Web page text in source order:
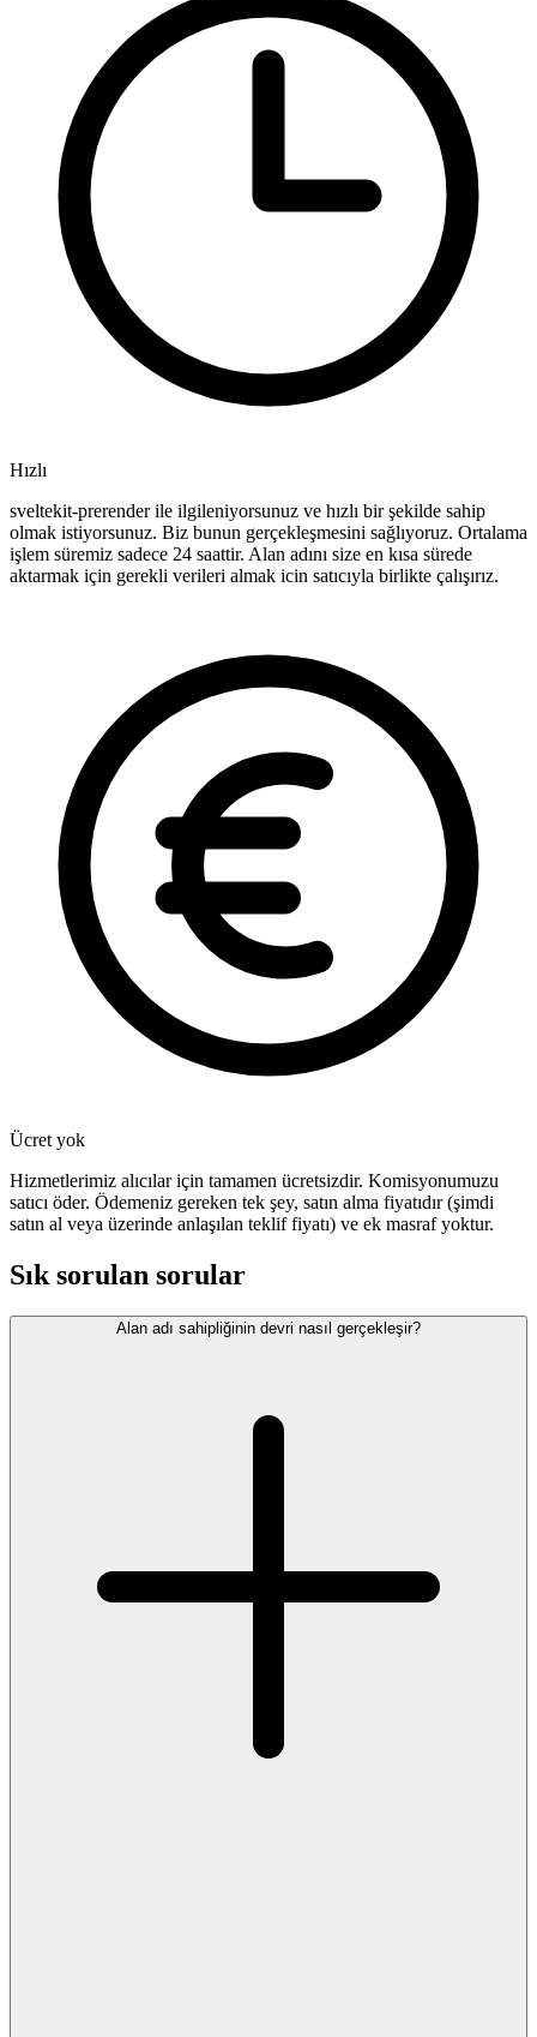
Hızlı
sveltekit-prerender ile ilgileniyorsunuz ve hızlı bir şekilde sahip
olmak istiyorsunuz. Biz bunun gerçekleşmesini sağlıyoruz. Ortalama
işlem süremiz sadece 24 saattir. Alan adını size en kısa sürede
aktarmak için gerekli verileri almak icin satıcıyla birlikte çalışırız.
Ücret yok
Hizmetlerimiz alıcılar için tamamen ücretsizdir. Komisyonumuzu
satıcı öder. Ödemeniz gereken tek şey, satın alma fiyatıdır (şimdi
satın al veya üzerinde anlaşılan teklif fiyatı) ve ek masraf yoktur.
Sık sorulan sorular
Alan adı sahipliğinin devri nasıl gerçekleşir?